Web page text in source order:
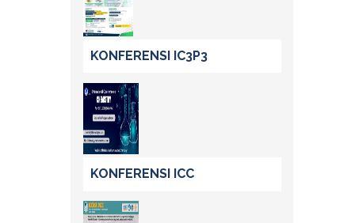
KONFERENSI IC3P3
KONFERENSI ICC